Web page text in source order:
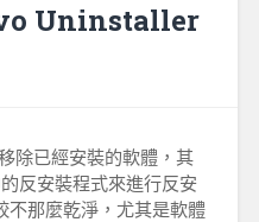
Uninstaller
除已經安裝的軟體，其
反安裝程式來進行反安
不那麼乾淨，尤其是軟體